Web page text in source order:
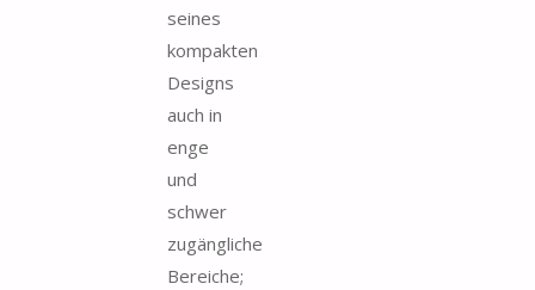
seines
kompakten
Designs
auch in
enge
und
schwer
zugängliche
Bereiche;